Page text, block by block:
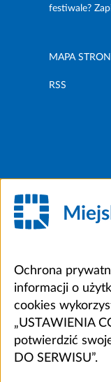
festiwale?
MAPA
RSS
Ochrona
informacji o
cookies
„USTAWIENIA
potwierdzić
DO SERWISU”.